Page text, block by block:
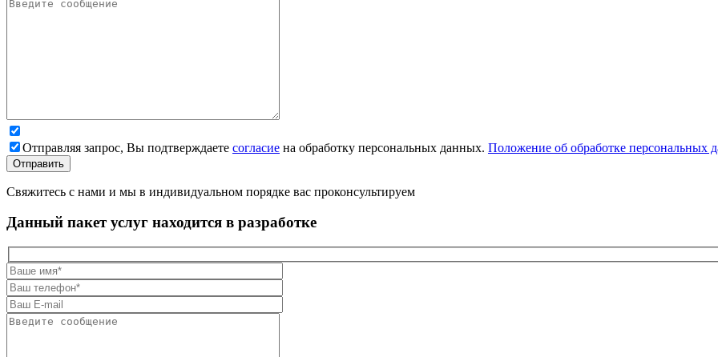
Отправляя запрос, Вы подтверждаете согласие на обработку персональных данных. Положение об обработке персональных
Свяжитесь с нами и мы в индивидуальном порядке вас проконсультируем
Данный пакет услуг находится в разработке